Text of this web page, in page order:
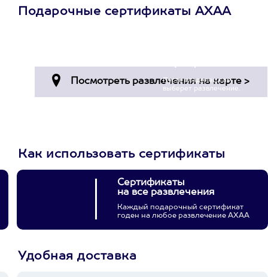
Подарочные сертификаты АХАА
Пусть владелец сам
выберет развлечение.
Как использовать сертификаты
Сертификаты
на все развлечения
Каждый подарочный сертификат
годен на любое развлечение АХАА
Удобная доставка